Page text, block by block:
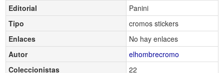
Editorial
Panini
Tipo
cromos stickers
Enlaces
No hay enlaces
Autor
elhombrecromo
Coleccionistas
22